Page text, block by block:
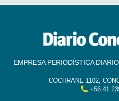
EMPRESA PERIODÍSTICA
COCHRANE 1102,
+56 41